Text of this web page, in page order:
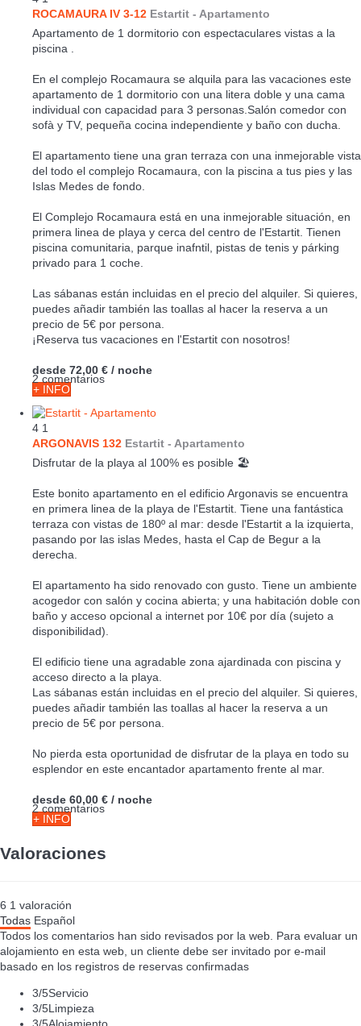
ROCAMAURA IV 3-12 Estartit - Apartamento
Apartamento de 1 dormitorio con espectaculares vistas a la
piscina .
En el complejo Rocamaura se alquila para las vacaciones este
apartamento de 1 dormitorio con una litera doble y una cama
individual con capacidad para 3 personas.Salón comedor con
sofà y TV, pequeña cocina independiente y baño con ducha.
El apartamento tiene una gran terraza con una inmejorable vista
del todo el complejo Rocamaura, con la piscina a tus pies y las
Islas Medes de fondo.
El Complejo Rocamaura está en una inmejorable situación, en
primera linea de playa y cerca del centro de l'Estartit. Tienen
piscina comunitaria, parque inafntil, pistas de tenis y párking
privado para 1 coche.
Las sábanas están incluidas en el precio del alquiler. Si quieres,
puedes añadir también las toallas al hacer la reserva a un
precio de 5€ por persona.
¡Reserva tus vacaciones en l'Estartit con nosotros!
2 comentarios
desde 72,00 € / noche
+ INFO
4 1
ARGONAVIS 132 Estartit - Apartamento
Disfrutar de la playa al 100% es posible 🏖
Este bonito apartamento en el edificio Argonavis se encuentra
en primera linea de la playa de l'Estartit. Tiene una fantástica
terraza con vistas de 180º al mar: desde l'Estartit a la izquierta,
pasando por las islas Medes, hasta el Cap de Begur a la
derecha.
El apartamento ha sido renovado con gusto. Tiene un ambiente
acogedor con salón y cocina abierta; y una habitación doble con
baño y acceso opcional a internet por 10€ por día (sujeto a
disponibilidad).
El edificio tiene una agradable zona ajardinada con piscina y
acceso directo a la playa.
Las sábanas están incluidas en el precio del alquiler. Si quieres,
puedes añadir también las toallas al hacer la reserva a un
precio de 5€ por persona.
No pierda esta oportunidad de disfrutar de la playa en todo su
esplendor en este encantador apartamento frente al mar.
2 comentarios
desde 60,00 € / noche
+ INFO
Valoraciones
6 1 valoración
Todas Español
Todos los comentarios han sido revisados por la web. Para evaluar un
alojamiento en esta web, un cliente debe ser invitado por e-mail
basado en los registros de reservas confirmadas
3/5Servicio
3/5Limpieza
3/5Alojamiento